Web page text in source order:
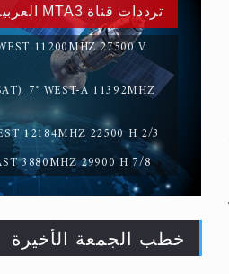
حقيقة ترددات قناة MTA3 العربية:
11200MHZ 27500 V
7° WEST-A 11392MHZ
12184MHZ 22500 H 2/3
3880MHZ 29900 H 7/8
خطب الجمعة الأخيرة